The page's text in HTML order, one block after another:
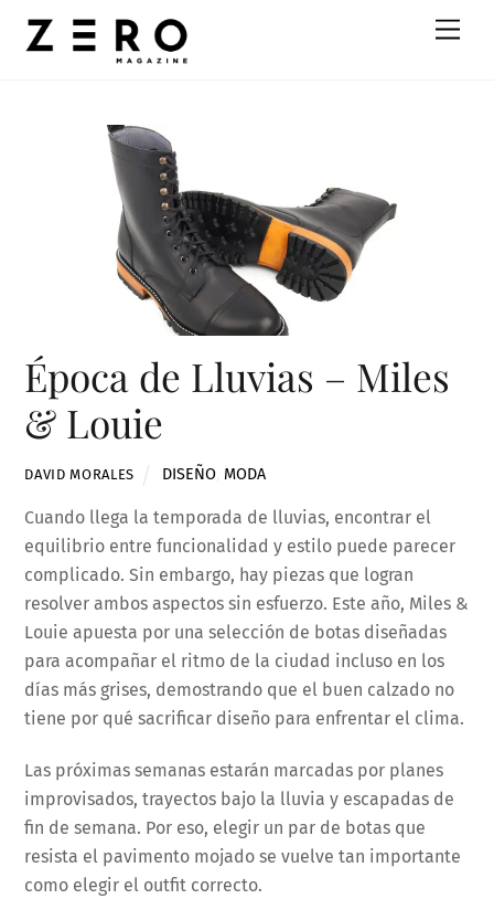
Época de Lluvias – Miles
& Louie
DAVID MORALES DISEÑO MODA
Cuando llega la temporada de lluvias, encontrar el
equilibrio entre funcionalidad y estilo puede parecer
complicado. Sin embargo, hay piezas que logran
resolver ambos aspectos sin esfuerzo. Este año, Miles &
Louie apuesta por una selección de botas diseñadas
para acompañar el ritmo de la ciudad incluso en los
días más grises, demostrando que el buen calzado no
tiene por qué sacrificar diseño para enfrentar el clima.
Las próximas semanas estarán marcadas por planes
improvisados, trayectos bajo la lluvia y escapadas de
fin de semana. Por eso, elegir un par de botas que
resista el pavimento mojado se vuelve tan importante
como elegir el outfit correcto.